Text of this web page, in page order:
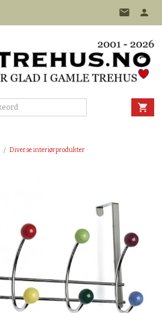
Diverse interiørprodukter